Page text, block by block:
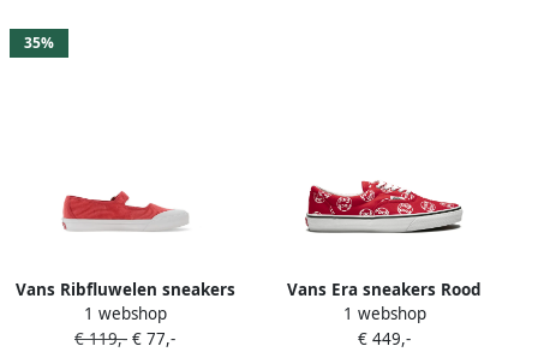
35%
Vans Ribfluwelen sneakers
met gespbandje Rood
1 webshop
€ 119,- € 77,-
Vans Era sneakers Rood
1 webshop
€ 449,-